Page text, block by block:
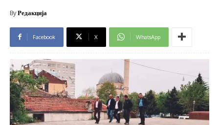
ByРедакција
Facebook X WhatsApp